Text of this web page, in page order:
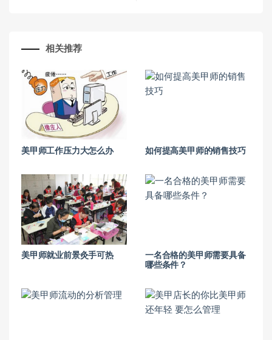
相关推荐
美甲师工作压力大怎么办 如何提高美甲师的销售技巧
美甲师就业前景灸手可热
一名合格的美甲师需要具备
哪些条件？